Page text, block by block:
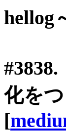
hellog
化を
[